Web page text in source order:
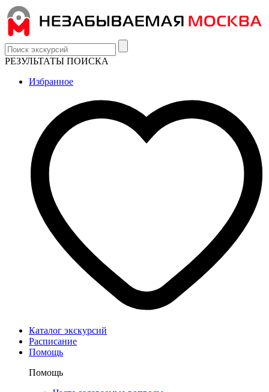
РЕЗУЛЬТАТЫ ПОИСКА
Избранное
Каталог экскурсий
Расписание
Помощь
Помощь